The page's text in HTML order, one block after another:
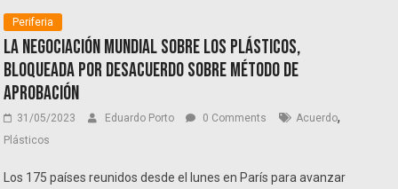
Periferia
La negociación mundial sobre los plásticos,
bloqueada por desacuerdo sobre método de
aprobación
31/05/2023 Eduardo Porto 0 Comments Acuerdo,
Plásticos
Los 175 países reunidos desde el lunes en París para avanzar